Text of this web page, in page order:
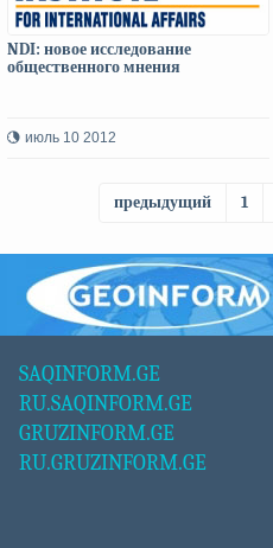
NDI: новое исследование
общественного мнения
июль 10 2012
предыдущий 1
SAQINFORM.GE
RU.SAQINFORM.GE
GRUZINFORM.GE
RU.GRUZINFORM.GE